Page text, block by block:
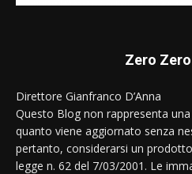
Zero
Direttore Gianfranco D’Anna
Questo Blog non rappresenta
quanto viene aggiornato senza
pertanto, considerarsi un
legge n. 62 del 7/03/2001. Le